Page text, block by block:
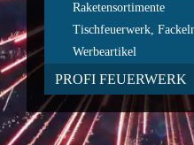
Raketensortimente
Tischfeuerwerk,
Werbeartikel
PROFI FEUERWERK